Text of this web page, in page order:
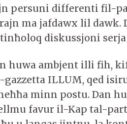
persuni differenti fil-
ma jafdawx lil dawk.
tinħoloq diskussjoni
huwa ambjent illi fih,
gazzetta ILLUM, qed
minn postu. Dan
favur il-Kap tal-